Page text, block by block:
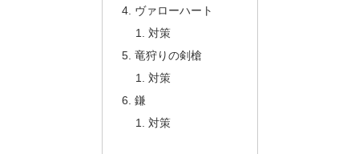
ヴァローハート
対策
竜狩りの剣槍
対策
鎌
対策